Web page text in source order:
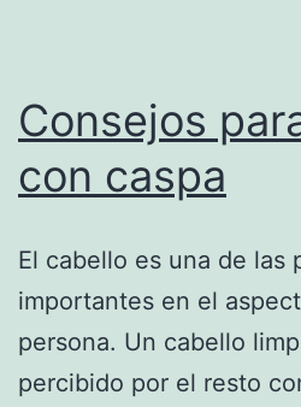
Consejos
con caspa
El cabello es una de las
importantes en el
persona. Un cabello
percibido por el resto